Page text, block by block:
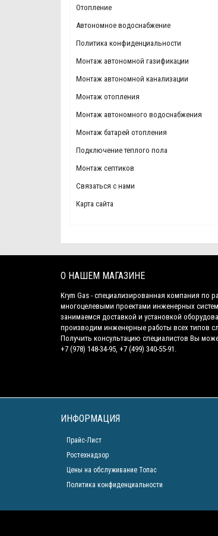
Отопление
Автономное водоснабжение
Политика конфиденциальности
Монтаж автономной газификации
Монтаж автономной канализации
Монтаж отопления
Монтаж автономного водоснабжения
Монтаж батарей отопления
Подключение теплого пола
Монтаж септиков
Связаться с нами
Карта сайта
О НАШЕМ МАГАЗИНЕ
Krym Gas - специализированная компания по
многоцелевыми проектами инженерных
занимаемся доставкой и установкой
производим инженерные работы всех типов
Получить консультацию специалистов Вы
+7 (978) 148-34-95, +7 (499) 340-55-91.
ИНФОРМАЦИЯ
Прайс-Лист
Ростехнадзор
Цены на обслуживание Топас
Политика конфиденциальности